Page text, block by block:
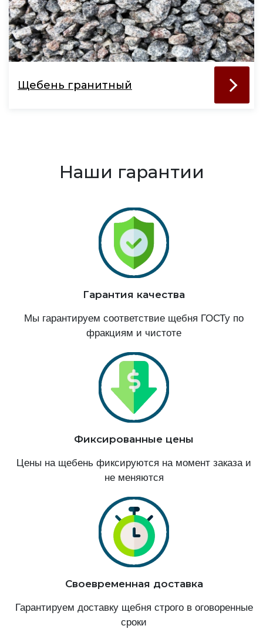
Щебень гранитный
Наши гарантии
Гарантия качества
Мы гарантируем соответствие щебня ГОСТу по
фракциям и чистоте
Фиксированные цены
Цены на щебень фиксируются на момент заказа и
не меняются
Своевременная доставка
Гарантируем доставку щебня строго в оговоренные
сроки